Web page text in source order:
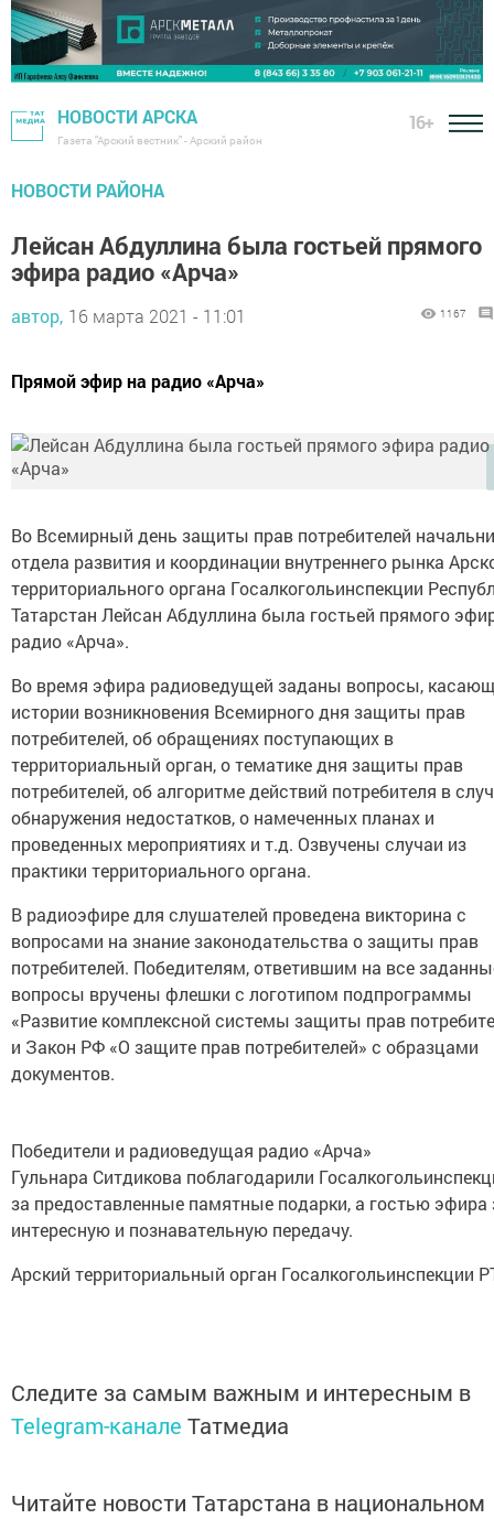
НОВОСТИ АРСКА
Газета "Арский вестник" - Арский район
16+
НОВОСТИ РАЙОНА
Лейсан Абдуллина была гостьей прямого
эфира радио «Арча»
автор, 16 марта 2021 - 11:01 1167
Прямой эфир на радио «Арча»
Во Всемирный день защиты прав потребителей
отдела развития и координации внутреннего рынка
территориального органа Госалкогольинспекции
Татарстан Лейсан Абдуллина была гостьей прямого
радио «Арча».
Во время эфира радиоведущей заданы вопросы,
истории возникновения Всемирного дня защиты прав
потребителей, об обращениях поступающих в
территориальный орган, о тематике дня защиты прав
потребителей, об алгоритме действий потребителя в
обнаружения недостатков, о намеченных планах и
проведенных мероприятиях и т.д. Озвучены случаи из
практики территориального органа.
В радиоэфире для слушателей проведена викторина с
вопросами на знание законодательства о защиты прав
потребителей. Победителям, ответившим на все
вопросы вручены флешки с логотипом подпрограммы
«Развитие комплексной системы защиты прав
и Закон РФ «О защите прав потребителей» с образцами
документов.
Победители и радиоведущая радио «Арча»
Гульнара Ситдикова поблагодарили
за предоставленные памятные подарки, а гостью эфира
интересную и познавательную передачу.
Арский территориальный орган Госалкогольинспекции
Следите за самым важным и интересным в
Telegram-канале Татмедиа
Читайте новости Татарстана в национальном